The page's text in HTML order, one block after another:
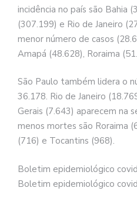
incidência no país são Bahia
(307.199) e Rio de Janeiro
menor número de casos
Amapá (48.628), Roraima
São Paulo também lidera o
36.178. Rio de Janeiro
Gerais (7.643) aparecem na
menos mortes são Roraima
(716) e Tocantins (968).
Boletim epidemiológico
Boletim epidemiológico